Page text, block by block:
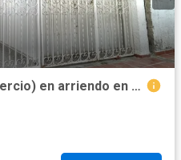
comercial (casa para comercio) en arriendo en quinta vélez. Cod A6155